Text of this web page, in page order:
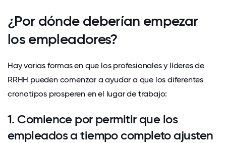
¿Por dónde deberían empezar
los empleadores?
Hay varias formas en que los profesionales y líderes de
RRHH pueden comenzar a ayudar a que los diferentes
cronotipos prosperen en el lugar de trabajo:
1. Comience por permitir que los
empleados a tiempo completo ajusten